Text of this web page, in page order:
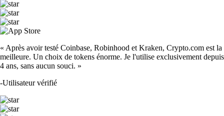
« Après avoir testé Coinbase, Robinhood et Kraken, Crypto.com est la
meilleure. Un choix de tokens énorme. Je l'utilise exclusivement depuis
4 ans, sans aucun souci. »
-Utilisateur vérifié